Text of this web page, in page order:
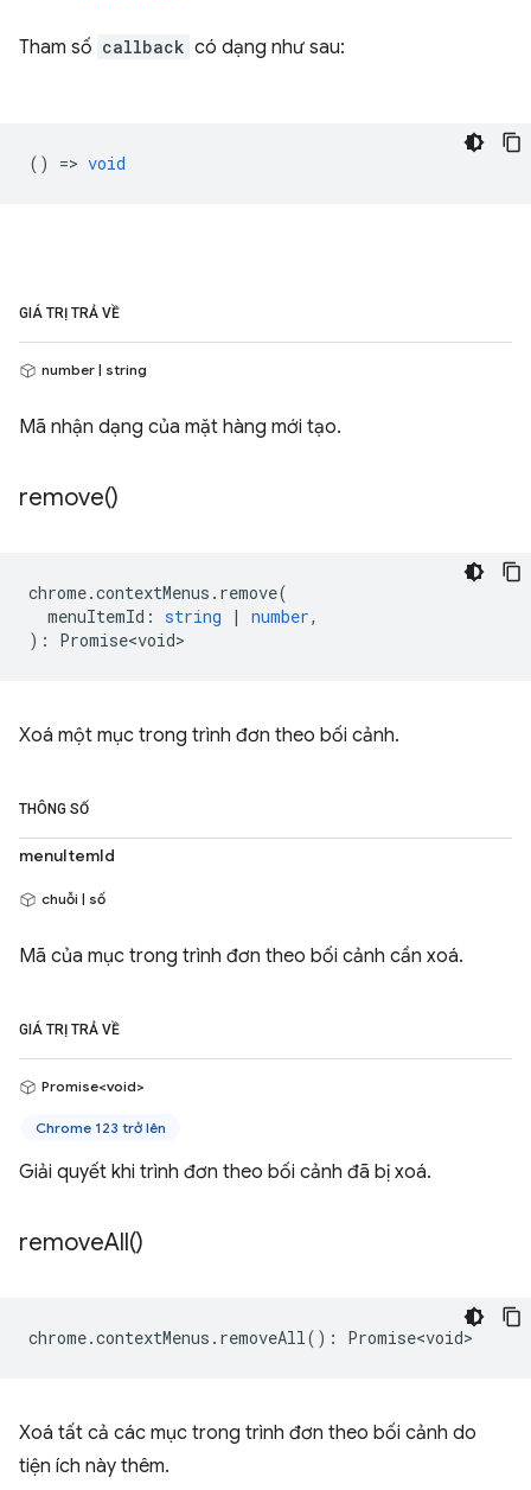
Tham số callback có dạng như sau:
() => void
GIÁ TRỊ TRẢ VỀ
number | string
Mã nhận dạng của mặt hàng mới tạo.
remove()
chrome.contextMenus . remove(
menuItemId : string | number,
) : Promise<void>
Xoá một mục trong trình đơn theo bối cảnh.
THÔNG SỐ
menuItemId
chuỗi | số
Mã của mục trong trình đơn theo bối cảnh cần xoá.
GIÁ TRỊ TRẢ VỀ
Promise<void>
Chrome 123 trở lên
Giải quyết khi trình đơn theo bối cảnh đã bị xoá.
removeAll()
chrome.contextMenus . removeAll() : Promise<void>
Xoá tất cả các mục trong trình đơn theo bối cảnh do
tiện ích này thêm.